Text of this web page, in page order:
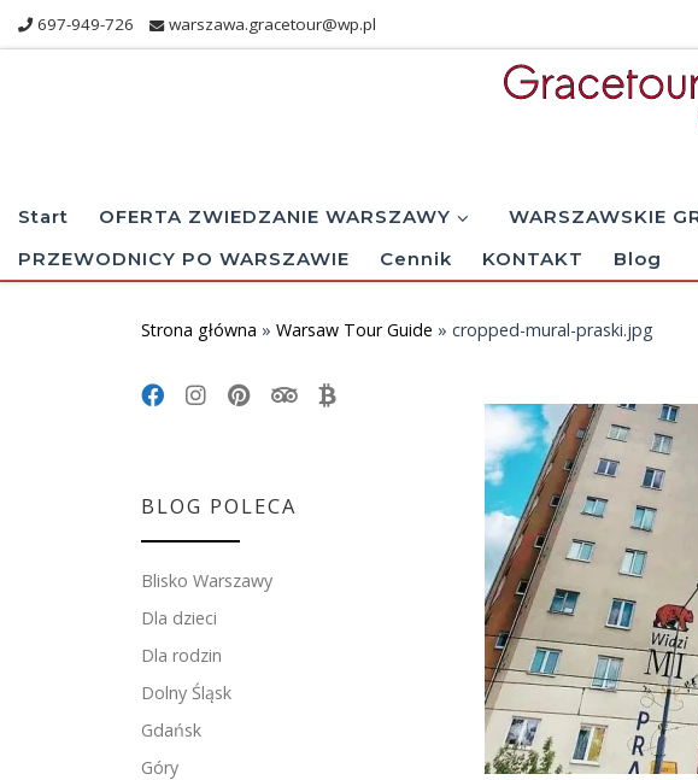
Skip to content
697-949-726 warszawa.gracetour@wp.pl
Start OFERTA ZWIEDZANIE WARSZAWY WARSZAWSKIE
PRZEWODNICY PO WARSZAWIE
Cennik KONTAKT Blog
Strona główna » Warsaw Tour Guide » cropped-mural-praski.jpg
BLOG POLECA
Blisko Warszawy
Dla dzieci
Dla rodzin
Dolny Śląsk
Gdańsk
Góry